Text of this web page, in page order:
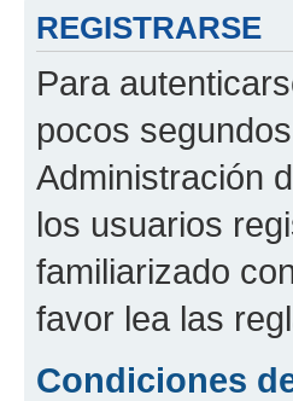
REGISTRARSE
Para
pocos
Administración
los usuarios
familiarizado
favor lea las
Condiciones